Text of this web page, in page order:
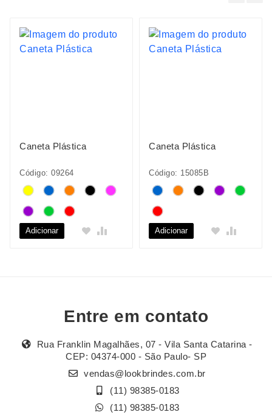
Caneta Plástica
Código: 09264
Adicionar
Caneta Plástica
Código: 15085B
Adicionar
Entre em contato
Rua Franklin Magalhães, 07 - Vila Santa Catarina -
CEP: 04374-000 - São Paulo- SP
vendas@lookbrindes.com.br
(11) 98385-0183
(11) 98385-0183